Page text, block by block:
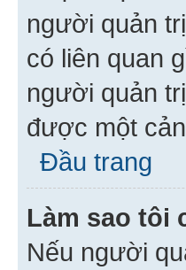
người quản
có liên quan
người quản
được một
Đầu trang
Làm sao tôi
Nếu người